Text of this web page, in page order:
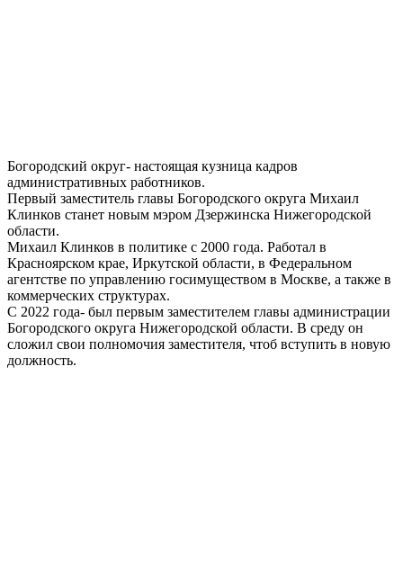
Богородский округ- настоящая кузница кадров
административных работников.
Первый заместитель главы Богородского округа Михаил
Клинков станет новым мэром Дзержинска Нижегородской
области.
Михаил Клинков в политике с 2000 года. Работал в
Красноярском крае, Иркутской области, в Федеральном
агентстве по управлению госимуществом в Москве, а также в
коммерческих структурах.
С 2022 года- был первым заместителем главы администрации
Богородского округа Нижегородской области. В среду он
сложил свои полномочия заместителя, чтоб вступить в новую
должность.